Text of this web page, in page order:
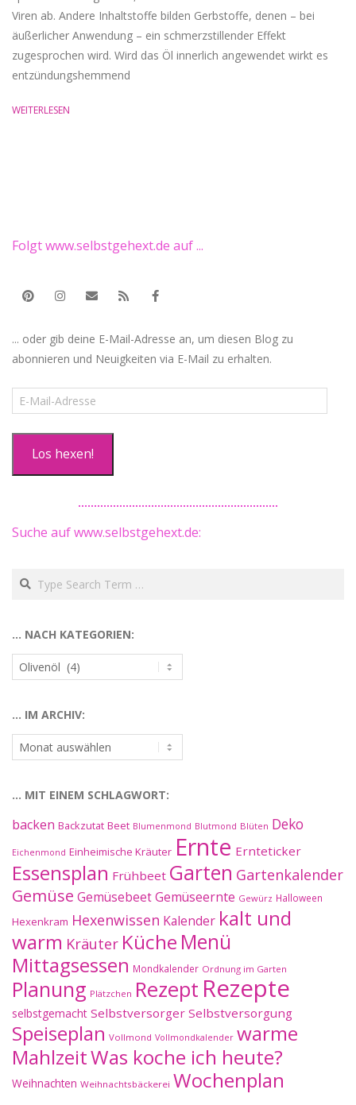
Viren ab. Andere Inhaltstoffe bilden Gerbstoffe, denen – bei
äußerlicher Anwendung – ein schmerzstillender Effekt
zugesprochen wird. Wird das Öl innerlich angewendet wirkt es
entzündungshemmend
WEITERLESEN
Folgt www.selbstgehext.de auf ...
... oder gib deine E-Mail-Adresse an, um diesen Blog zu
abonnieren und Neuigkeiten via E-Mail zu erhalten.
E-
Mail-
Los hexen!
Suche auf www.selbstgehext.de:
Search
… NACH KATEGORIEN:
nach
… IM ARCHIV:
…
im
… MIT EINEM SCHLAGWORT:
backen Backzutat Beet Blumenmond Blutmond Blüten Deko
Eichenmond Einheimische Kräuter Ernte Ernteticker
Essensplan Frühbeet Garten Gartenkalender
Gemüse GemüsebeetGemüseernte Gewürz Halloween
Hexenkram Hexenwissen Kalender kalt und
warm Kräuter Küche Menü
Mittagsessen Mondkalender Ordnung im Garten
Planung Plätzchen Rezept Rezepte
selbstgemacht Selbstversorger Selbstversorgung
Speiseplan Vollmond Vollmondkalender warme
MahlzeitWas koche ich heute?
Weihnachten Weihnachtsbäckerei Wochenplan